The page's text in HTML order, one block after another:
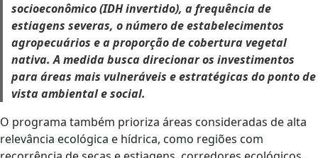
socioeconômico (IDH invertido), a frequência de
estiagens severas, o número de estabelecimentos
agropecuários e a proporção de cobertura vegetal
nativa. A medida busca direcionar os investimentos
para áreas mais vulneráveis e estratégicas do ponto de
vista ambiental e social.
O programa também prioriza áreas consideradas de alta
relevância ecológica e hídrica, como regiões com